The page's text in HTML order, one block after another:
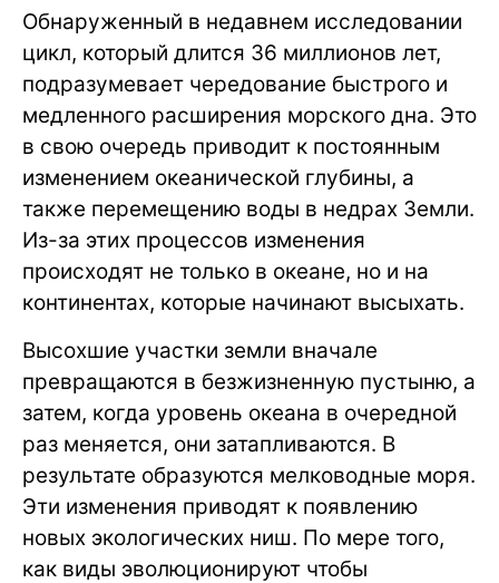
Обнаруженный в недавнем исследовании
цикл, который длится 36 миллионов лет,
подразумевает чередование быстрого и
медленного расширения морского дна. Это
в свою очередь приводит к постоянным
изменением океанической глубины, а
также перемещению воды в недрах Земли.
Из-за этих процессов изменения
происходят не только в океане, но и на
континентах, которые начинают высыхать.
Высохшие участки земли вначале
превращаются в безжизненную пустыню, а
затем, когда уровень океана в очередной
раз меняется, они затапливаются. В
результате образуются мелководные моря.
Эти изменения приводят к появлению
новых экологических ниш. По мере того,
как виды эволюционируют чтобы